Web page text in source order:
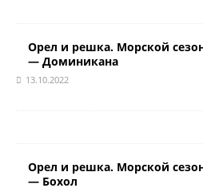
Орел и решка. Морской
— Доминикана
13.10.2022
Орел и решка. Морской
— Бохол